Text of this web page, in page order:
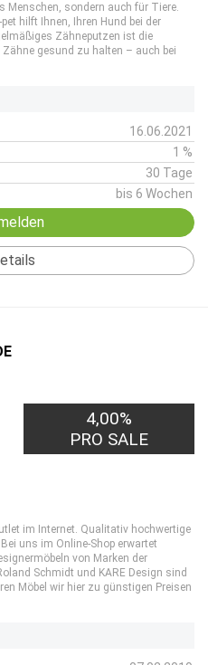
sondern auch für Tiere.
hilft Ihnen, Ihren Hund bei der
Zähneputzen ist die
gesund zu halten – auch bei
16.06.2021
1 %
30 Tage
bis 6 Wochen
4,00%
PRO SALE
im Internet. Qualitativ hochwertige
uns im Online-Shop erwartet
von Marken der
Schmidt und KARE Design sind
Möbel wir hier zu günstigen Preisen